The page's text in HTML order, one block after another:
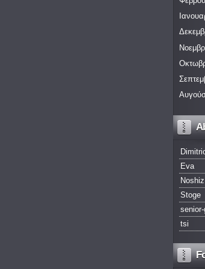
Eva
Noshiz
Stoge
tsi